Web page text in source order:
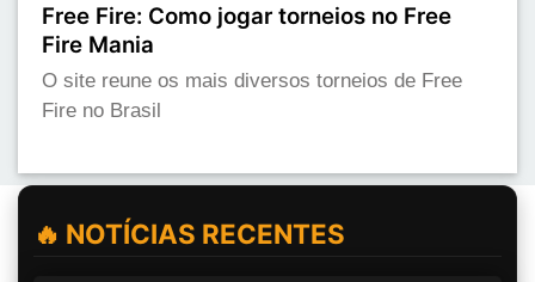
Free Fire: Como jogar torneios no Free
Fire Mania
O site reune os mais diversos torneios de Free
Fire no Brasil
🔥 NOTÍCIAS RECENTES